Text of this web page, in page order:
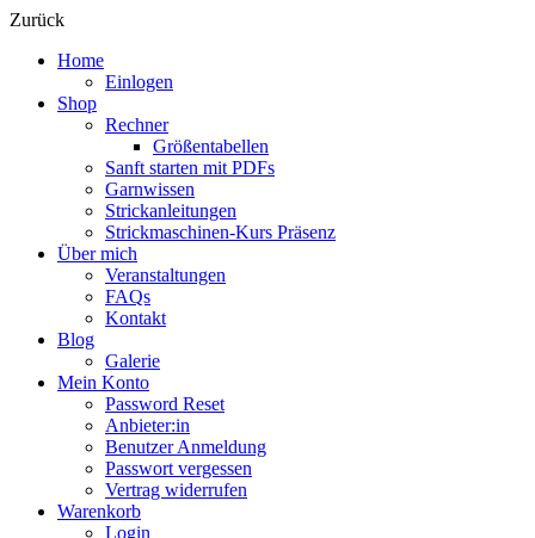
Zurück
Home
Einlogen
Shop
Rechner
Größentabellen
Sanft starten mit PDFs
Garnwissen
Strickanleitungen
Strickmaschinen-Kurs Präsenz
Über mich
Veranstaltungen
FAQs
Kontakt
Blog
Galerie
Mein Konto
Password Reset
Anbieter:in
Benutzer Anmeldung
Passwort vergessen
Vertrag widerrufen
Warenkorb
Login